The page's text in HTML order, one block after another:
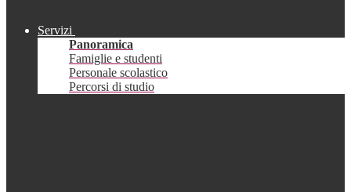
Servizi
Panoramica
Famiglie e studenti
Personale scolastico
Percorsi di studio